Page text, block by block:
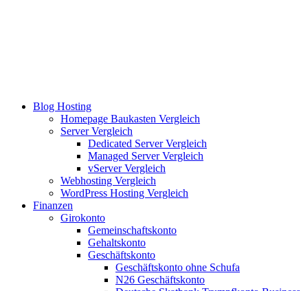
Blog Hosting
Homepage Baukasten Vergleich
Server Vergleich
Dedicated Server Vergleich
Managed Server Vergleich
vServer Vergleich
Webhosting Vergleich
WordPress Hosting Vergleich
Finanzen
Girokonto
Gemeinschaftskonto
Gehaltskonto
Geschäftskonto
Geschäftskonto ohne Schufa
N26 Geschäftskonto